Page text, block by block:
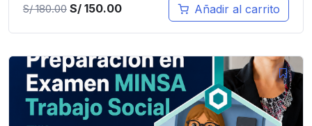
S/180.00 El
era:
S/ 180.00.
S/ 150.00El
es:
S/ 150.00.
Añadir al carrito